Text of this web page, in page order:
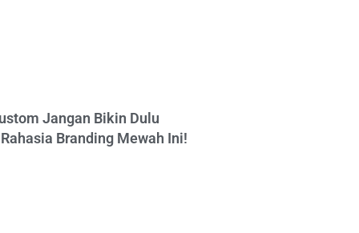
Jangan Bikin Dulu
Branding Mewah Ini!